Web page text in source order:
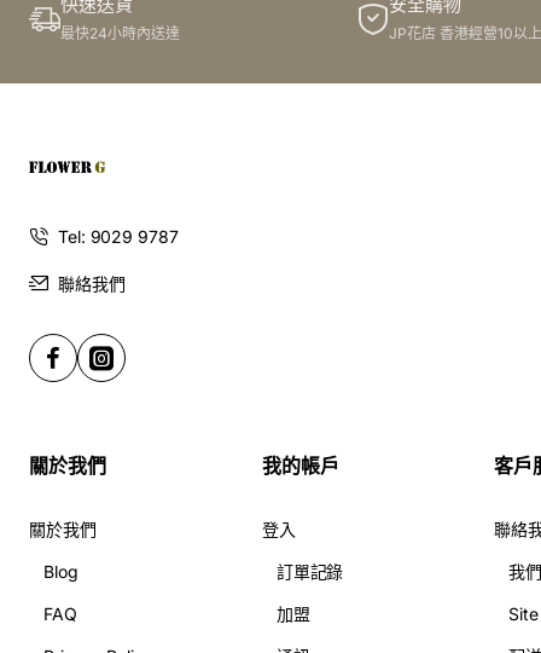
快速送貨
最快24小時內送達
安全購物
JP花店 香港經營10以
Tel: 9029 9787
聯絡我們
關於我們
關於我們
Blog
FAQ
我的帳戶
登入
訂單記錄
加盟
客戶
聯絡
我